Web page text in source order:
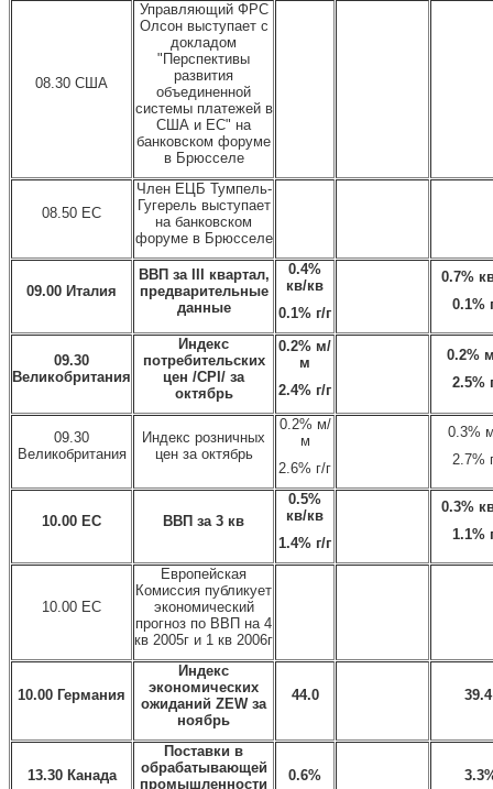
08.30 США
Управляющий ФРС
Олсон выступает с
докладом
"Перспективы
развития
объединенной
системы платежей в
США и ЕС" на
банковском форуме
в Брюсселе
08.50 ЕС
Член ЕЦБ Тумпель-
Гугерель выступает
на банковском
форуме в Брюсселе
09.00 Италия
ВВП за III квартал,
предварительные
данные
0.4%
кв/кв
0.1% г/г
0.7%
0.1%
09.30
Великобритания
Индекс
потребительских
цен /CPI/ за
октябрь
0.2% м/
м
2.4% г/г
0.2%
2.5%
09.30
Великобритания
Индекс розничных
цен за октябрь
0.2% м/
м
2.6% г/г
0.3%
2.7%
10.00 ЕС ВВП за 3 кв
0.5%
кв/кв
1.4% г/г
0.3%
1.1%
10.00 ЕС
Европейская
Комиссия публикует
экономический
прогноз по ВВП на 4
кв 2005г и 1 кв 2006г
10.00 Германия
Индекс
экономических
ожиданий ZEW за
ноябрь
44.0 39.4
13.30 Канада
Поставки в
обрабатывающей
промышленности
0.6%